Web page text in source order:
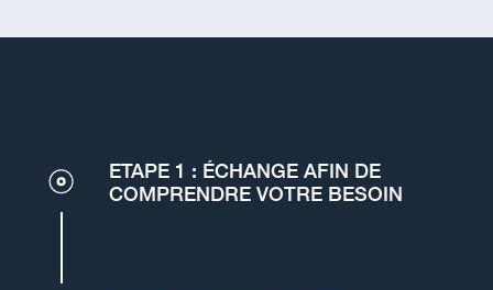
ETAPE 1 : ÉCHANGE AFIN DE
COMPRENDRE VOTRE BESOIN